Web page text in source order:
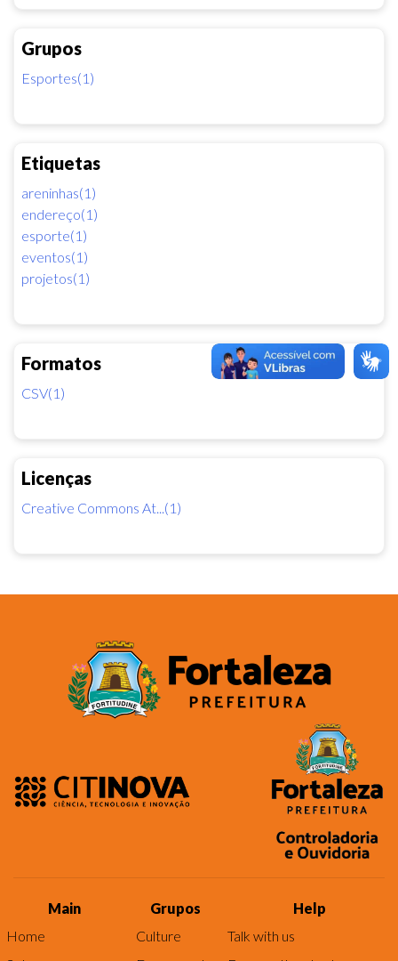
Grupos
Esportes(1)
Etiquetas
areninhas(1)
endereço(1)
esporte(1)
eventos(1)
projetos(1)
Formatos
CSV(1)
Licenças
Creative Commons At...(1)
Main
Home
Grupos
Culture
Help
Talk with us